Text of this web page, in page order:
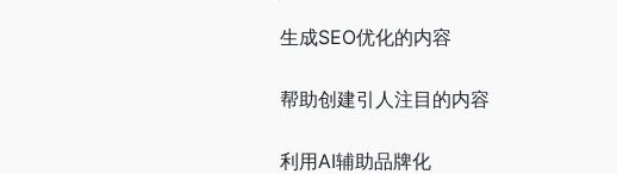
生成SEO优化的内容
帮助创建引人注目的内容
利用AI辅助品牌化